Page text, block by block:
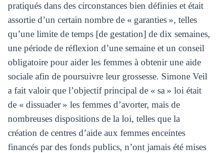
pratiqués dans des circonstances bien définies et était
assortie d’un certain nombre de « garanties », telles
qu’une limite de temps [de gestation] de dix semaines,
une période de réflexion d’une semaine et un conseil
obligatoire pour aider les femmes à obtenir une aide
sociale afin de poursuivre leur grossesse. Simone Veil
a fait valoir que l’objectif principal de « sa » loi était
de « dissuader » les femmes d’avorter, mais de
nombreuses dispositions de la loi, telles que la
création de centres d’aide aux femmes enceintes
financés par des fonds publics, n’ont jamais été mises